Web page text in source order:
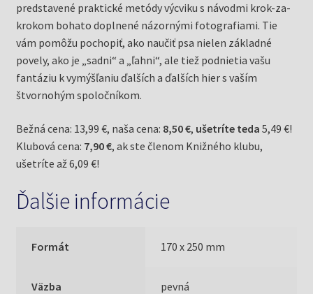
predstavené praktické metódy výcviku s návodmi krok-za-
krokom bohato doplnené názornými fotografiami. Tie
vám pomôžu pochopiť, ako naučiť psa nielen základné
povely, ako je „sadni“ a „ľahni“, ale tiež podnietia vašu
fantáziu k vymýšľaniu ďalších a ďalších hier s vaším
štvornohým spoločníkom.
Bežná cena: 13,99 €, naša cena: 8,50 €, ušetríte teda 5,49 €!
Klubová cena: 7,90 €, ak ste členom Knižného klubu,
ušetríte až 6,09 €!
Ďalšie informácie
Formát 170 x 250 mm
Väzba pevná